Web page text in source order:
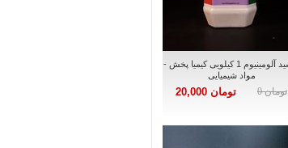
اکسید آلومینیوم 1 کیلویی کیمیا پخش -
مواد شیمیایی
تومان 0 تومان 20,000